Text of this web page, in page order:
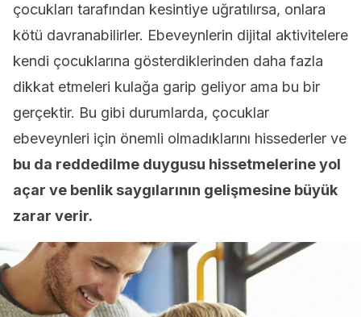
çocukları tarafından kesintiye uğratılırsa, onlara
kötü davranabilirler. Ebeveynlerin dijital aktivitelere
kendi çocuklarına gösterdiklerinden daha fazla
dikkat etmeleri kulağa garip geliyor ama bu bir
gerçektir. Bu gibi durumlarda, çocuklar
ebeveynleri için önemli olmadıklarını hissederler ve
bu da reddedilme duygusu hissetmelerine yol
açar ve benlik saygılarının gelişmesine büyük
zarar verir.